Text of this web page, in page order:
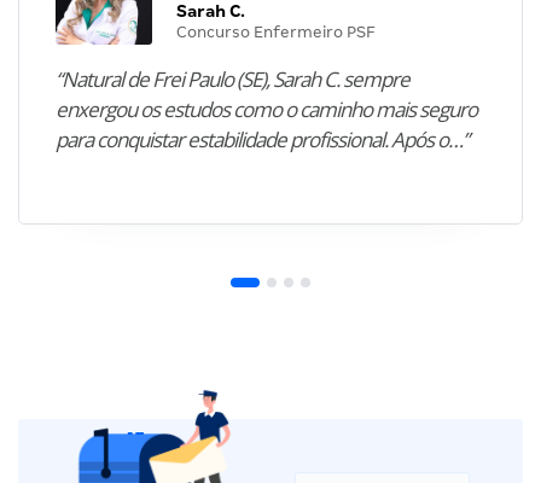
Sarah C.
Concurso Enfermeiro PSF
“Natural de Frei Paulo (SE), Sarah C. sempre
enxergou os estudos como o caminho mais seguro
para conquistar estabilidade profissional. Após o…”